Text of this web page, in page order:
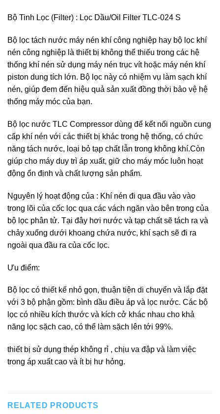
Bộ Tinh Lọc (Filter) : Lọc Dầu/Oil Filter TLC-024 S
Bộ lọc tách nước máy nén khí công nghiệp hay bộ lọc khí
nén công nghiệp là thiết bị không thể thiếu trong các hệ
thống khí nén sử dụng máy nén trục vít hoặc máy nén khí
piston dung tích lớn. Bộ lọc này có nhiệm vụ làm sạch khí
nén, giúp đem đến hiệu quả sản xuất đồng thời bảo vệ hệ
thống máy móc của bạn.
Bộ lọc nước TLC Compressor dùng để kết nối nguồn cung
cấp khí nén với các thiết bị khác trong hệ thống, có chức
năng tách nước, loại bỏ tạp chất lẫn trong không khí.Còn
giúp cho máy duy trì áp xuất, giữ cho máy móc luôn hoạt
động ổn định và chất lượng sản phẩm.
Nguyên lý hoạt động của : Khí nén đi qua đầu vào vào
trong lõi của cốc lọc qua các vách ngăn vào bên trong của
bộ lọc phân tử. Tại đây hơi nước và tạp chất sẽ tách ra và
chảy xuống dưới khoang chứa nước, khí sạch sẽ đi ra
ngoài qua đầu ra của cốc lọc.
Ưu điểm:
Bộ lọc có thiết kế nhỏ gọn, thuận tiện di chuyển và lắp đặt
với 3 bộ phận gồm: bình dầu điều áp và lọc nước. Các bộ
lọc có nhiều kích thước và kích cở khác nhau cho khả
năng lọc sặch cao, có thể làm sặch lên tới 99%.
thiết bị sử dụng thép không rỉ , chịu va đập và làm việc
trong áp xuất cao và ít bị hư hỏng.
RELATED PRODUCTS